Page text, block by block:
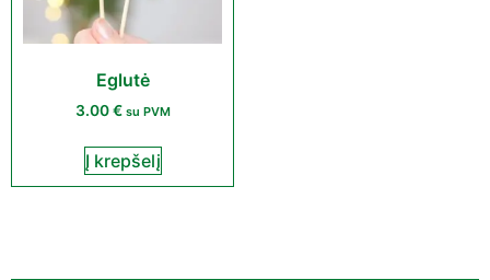
Eglutė
3.00€ su PVM
Į krepšelį